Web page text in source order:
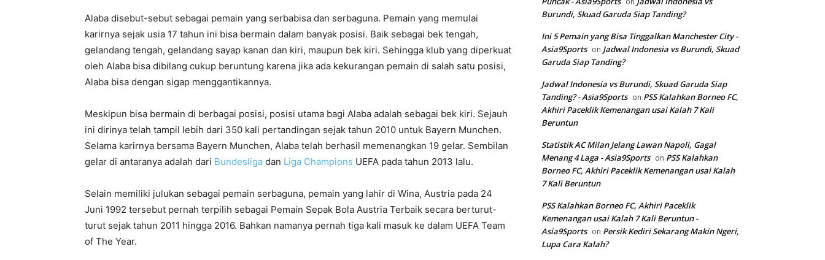
Alaba disebut-sebut sebagai pemain yang serbabisa dan serbaguna. Pemain yang memulai
karirnya sejak usia 17 tahun ini bisa bermain dalam banyak posisi. Baik sebagai bek tengah,
gelandang tengah, gelandang sayap kanan dan kiri, maupun bek kiri. Sehingga klub yang diperkuat
oleh Alaba bisa dibilang cukup beruntung karena jika ada kekurangan pemain di salah satu posisi,
Alaba bisa dengan sigap menggantikannya.
Meskipun bisa bermain di berbagai posisi, posisi utama bagi Alaba adalah sebagai bek kiri. Sejauh
ini dirinya telah tampil lebih dari 350 kali pertandingan sejak tahun 2010 untuk Bayern Munchen.
Selama karirnya bersama Bayern Munchen, Alaba telah berhasil memenangkan 19 gelar. Sembilan
gelar di antaranya adalah dari Bundesliga dan Liga Champions UEFA pada tahun 2013 lalu.
Selain memiliki julukan sebagai pemain serbaguna, pemain yang lahir di Wina, Austria pada 24
Juni 1992 tersebut pernah terpilih sebagai Pemain Sepak Bola Austria Terbaik secara berturut-
turut sejak tahun 2011 hingga 2016. Bahkan namanya pernah tiga kali masuk ke dalam UEFA Team
of The Year.
Burundi, Skuad Garuda Siap Tanding?
Ini 5 Pemain yang Bisa Tinggalkan Manchester City -
Asia9Sports on Jadwal Indonesia vs Burundi, Skuad
Garuda Siap Tanding?
Jadwal Indonesia vs Burundi, Skuad Garuda Siap
Tanding? - Asia9Sports on PSS Kalahkan Borneo FC,
Akhiri Paceklik Kemenangan usai Kalah 7 Kali
Beruntun
Statistik AC Milan Jelang Lawan Napoli, Gagal
Menang 4 Laga - Asia9Sports on PSS Kalahkan
Borneo FC, Akhiri Paceklik Kemenangan usai Kalah
7 Kali Beruntun
PSS Kalahkan Borneo FC, Akhiri Paceklik
Kemenangan usai Kalah 7 Kali Beruntun -
Asia9Sports on Persik Kediri Sekarang Makin Ngeri,
Lupa Cara Kalah?